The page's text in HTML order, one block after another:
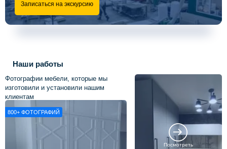
Записаться на экскурсию
Наши работы
Фотографии мебели, которые мы
изготовили и установили нашим
клиентам
800+ ФОТОГРАФИЙ
Посмотреть